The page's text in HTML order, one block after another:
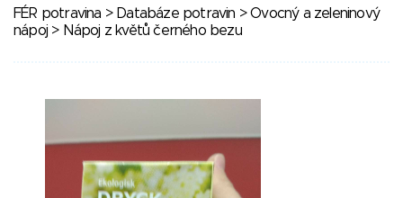
FÉR potravina > Databáze potravin >Ovocný a zeleninový
nápoj > Nápoj z květů černého bezu